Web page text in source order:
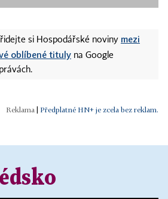
si Hospodářské noviny mezi
oblíbené tituly na Google
Předplatné HN+ je zcela bez reklam.